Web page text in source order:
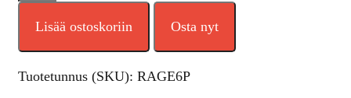
Lisää ostoskoriin Osta nyt
Tuotetunnus (SKU): RAGE6P